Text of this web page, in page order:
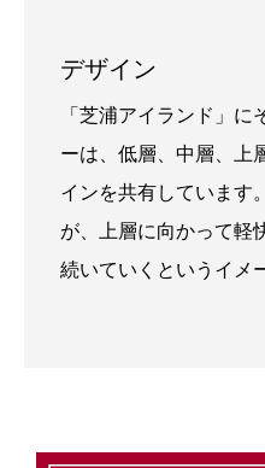
デザイン
「芝浦アイランド」に
ーは、低層、中層、上
インを共有しています
が、上層に向かって軽
続いていくというイメ